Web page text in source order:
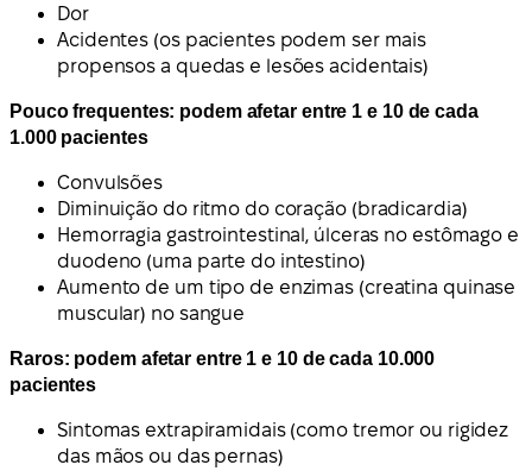
Dor
Acidentes (os pacientes podem ser mais
propensos a quedas e lesões acidentais)
Pouco frequentes: podem afetar entre 1 e 10 de cada
1.000 pacientes
Convulsões
Diminuição do ritmo do coração (bradicardia)
Hemorragia gastrointestinal, úlceras no estômago e
duodeno (uma parte do intestino)
Aumento de um tipo de enzimas (creatina quinase
muscular) no sangue
Raros: podem afetar entre 1 e 10 de cada 10.000
pacientes
Sintomas extrapiramidais (como tremor ou rigidez
das mãos ou das pernas)